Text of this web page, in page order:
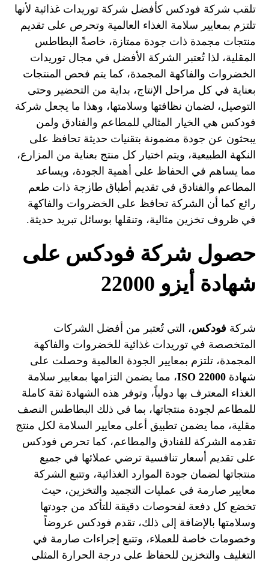
تلقب شركة فودكس كأفضل شركة توريدات غذائية لأنها
تلتزم بمعايير سلامة الغذاء العالمية وتحرص على تقديم
منتجات مجمدة ذات جودة ممتازة، خاصةً البطاطس
المقلية، لذا تُعتبر الشركة الأفضل في مجال توريدات
الخضروات والفاكهة المجمدة، كما يتم فحص المنتجات
بعناية في كل مراحل الإنتاج، بداية من التحضير وحتى
التوصيل، لضمان نظافتها وسلامتها، وهذا ما يجعل شركة
فودكس هي الخيار المثالي للمطاعم والفنادق ولمن
يبحثون عن جودة مضمونة بتقنيات حديثة تحافظ على
النكهة الطبيعية، ويتم اختيار كل منتج بعناية من المزارع،
مما يساهم في الحفاظ على أهمية الجودة، ويساعد
المطاعم والفنادق في تقديم أطباق طازجة ذات طعم
رائع كما أن الشركة تحافظ على الخضروات والفاكهة
في ظروف تخزين مثالية، وتنقلها بوسائل تبريد حديثة.
حصول شركة فودكس على
شهادة أيزو 22000
شركة فودكس، التي تُعتبر من أفضل الشركات
المتخصصة في توريدات غذائية للخضروات والفاكهة
المجمدة، تلتزم بمعايير الجودة العالمية وحصلت على
شهادةISO 22000، مما يضمن التزامها بمعايير سلامة
الغذاء المعترف بها دولياً، وتوفر هذه الشهادة ثقة كاملة
للمطاعم لجودة منتجاتها، بما في ذلك البطاطس النصف
مقلية، مما يضمن تطبيق أعلى معايير السلامة لكل منتج
تقدمه الشركة للفنادق والمطاعم، كما تحرص فودكس
على تقديم أسعار تنافسية ترضي عملائها في جميع
منتجاتها لضمان جودة الموارد الغذائية، وتتبع الشركة
معايير صارمة في عمليات التجميد والتخزين، حيث
تخضع كل دفعة لفحوصات دقيقة للتأكد من جودتها
وسلامتها بالإضافة إلى ذلك، تقدم فودكس عروضاً
وخصومات خاصة للعملاء، وتتبع إجراءات صارمة في
التغليف والتخزين للحفاظ على درجة الحرارة المثلى